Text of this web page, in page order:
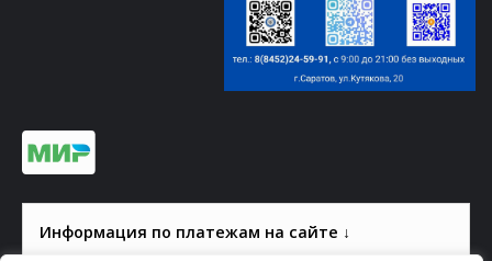
Информация по платежам на сайте ↓